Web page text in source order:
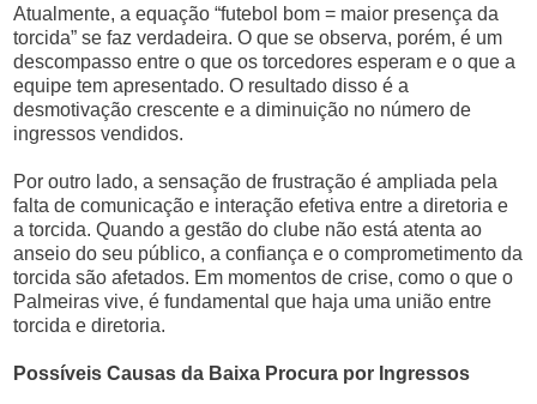
Atualmente, a equação “futebol bom = maior presença da
torcida” se faz verdadeira. O que se observa, porém, é um
descompasso entre o que os torcedores esperam e o que a
equipe tem apresentado. O resultado disso é a
desmotivação crescente e a diminuição no número de
ingressos vendidos.
Por outro lado, a sensação de frustração é ampliada pela
falta de comunicação e interação efetiva entre a diretoria e
a torcida. Quando a gestão do clube não está atenta ao
anseio do seu público, a confiança e o comprometimento da
torcida são afetados. Em momentos de crise, como o que o
Palmeiras vive, é fundamental que haja uma união entre
torcida e diretoria.
Possíveis Causas da Baixa Procura por Ingressos